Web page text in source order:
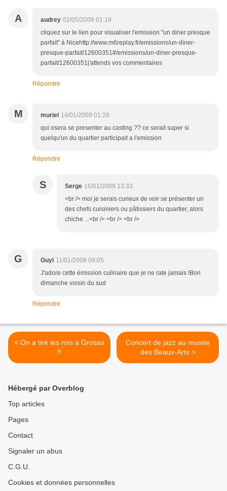
A audrey 02/05/2009 01:19
cliquez sur le lien pour visualiser l'emission "un diner presque
parfait" à Nicehttp://www.m6replay.fr/emissions/un-diner-
presque-parfait/12600351#/emissions/un-diner-presque-
parfait/12600351j'attends vos commentaires
Répondre
M muriel 14/01/2009 01:26
qui osera se presenter au casting ?? ce serait super si
quelqu'un du quartier participait a l'emission
Répondre
S Serge 16/01/2009 13:33
<br /> moi je serais curieux de voir se présenter un
des chefs cuisiniers ou pâtissiers du quartier, alors
chiche ...<br /> <br /> <br />
G Guyl 11/01/2009 09:05
J'adore cette émission culinaire que je ne rate jamais !Bon
dimanche voisin du sud
Répondre
< On a tiré les rois à Grosso
!!
Concert de jazz au musée
des Beaux-Arts >
Hébergé par Overblog
Top articles
Pages
Contact
Signaler un abus
C.G.U.
Cookies et données personnelles